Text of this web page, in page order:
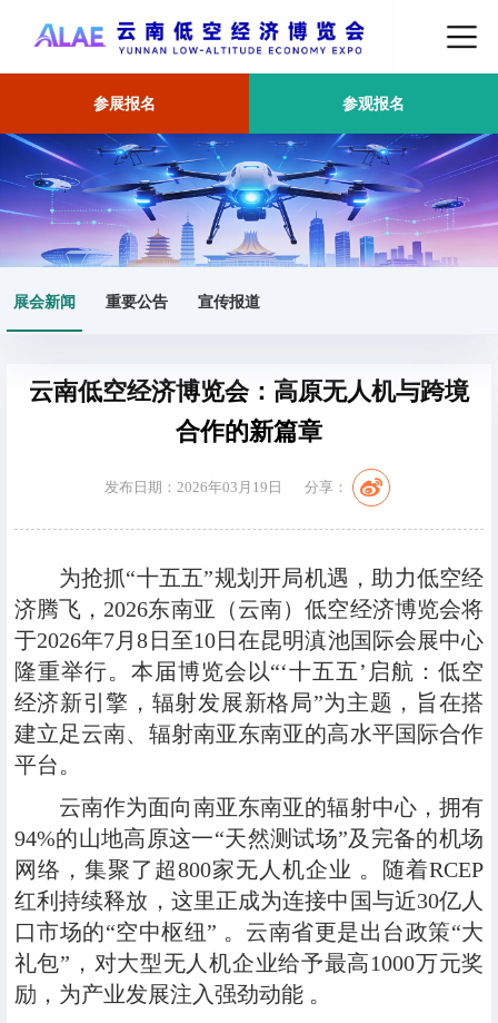
参展报名 参观报名
展会新闻 重要公告 宣传报道
首页 展会新闻 正文
云南低空经济博览会：高原无人机与跨境
合作的新篇章
发布日期：2026年03月19日 分享：
为抢抓“十五五”规划开局机遇，助力低空经
济腾飞，2026东南亚（云南）低空经济博览会将
于2026年7月8 日至10日在昆明滇池国际会展中心
隆重举行。本届博览会以“‘十五五’ 启航：低空
经济新引擎，辐射发展新格局”为主题，旨在搭
建立足云南、辐射南亚东南亚的高水平国际合作
平台。
云南作为面向南亚东南亚的辐射中心，拥有
94%的山地高原这一“天然测试场”及完备的机场
网络，集聚了超800家无人机企业 。随着RCEP
红利持续释放，这里正成为连接中国与近30亿人
口市场的“空中枢纽” 。云南省更是出台政策“大
礼包” ，对大型无人机企业给予最高1000万元奖
励，为产业发展注入强劲动能 。